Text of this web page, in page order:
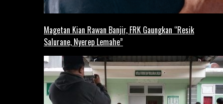
Magetan Kian Rawan Banjir, FRK Gaungkan “Resik
Salurane, Nyerep Lemahe”